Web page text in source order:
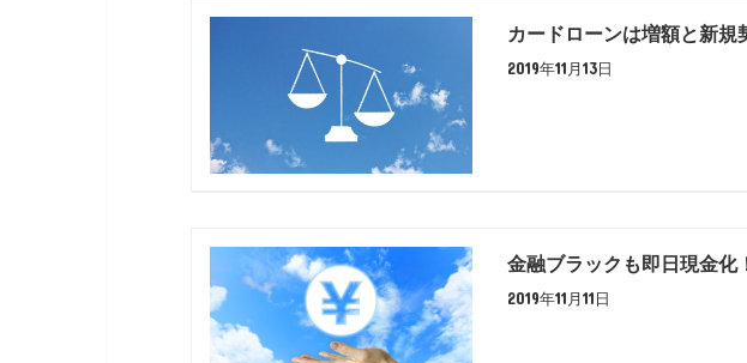
カードローンは増額と新規
2019年11月13日
金融ブラックも即日現金化
2019年11月11日